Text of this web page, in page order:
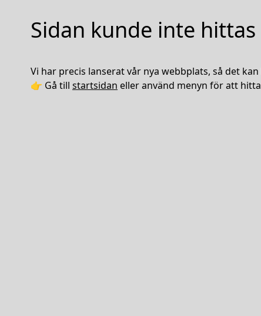
Sidan kunde inte hittas
Vi har precis lanserat vår nya webbplats, så det
👉 Gå till startsidan eller använd menyn för att